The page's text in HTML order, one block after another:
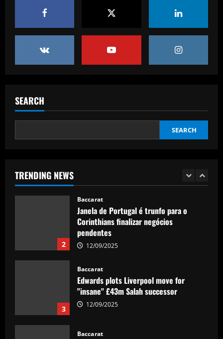
SEARCH
SEARCH
TRENDING NEWS
5
Newcastle considering early summer bid
for "wonderful" £5k-a-week player
12/09/2025
completes €6m Como transfer after
impressing on loan as Serie A side await
news on coach Cesc Fabregas' future
2
pendentes
12/09/2025
3
Baccarat
Edwards plots Liverpool move for
"insane" £43m Salah successor
4
Baccarat
49ers stand firm as top flight club can’t
afford £60k-a-week Leeds star